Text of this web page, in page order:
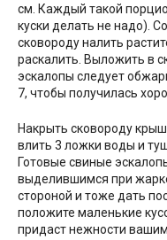
см. Каждый такой
куски делать не надо).
сковороду налить
раскалить. Выложить в
эскалопы следует
7, чтобы получилась
Накрыть сковороду
влить 3 ложки воды и
Готовые свиные
выделившимся при
стороной и тоже дать
положите маленькие
придаст нежности